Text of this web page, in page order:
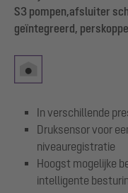
S3 pompen,afsluiter
geïntegreerd,
In verschillende
Druksensor voor
niveauregistratie
Hoogst mogelijke
intelligente